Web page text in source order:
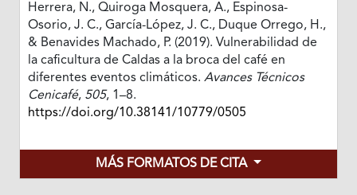
Herrera, N., Quiroga Mosquera, A., Espinosa-
Osorio, J. C., García-López, J. C., Duque Orrego, H.,
& Benavides Machado, P. (2019). Vulnerabilidad de
la caficultura de Caldas a la broca del café en
diferentes eventos climáticos. Avances Técnicos
Cenicafé, 505, 1–8.
https://doi.org/10.38141/10779/0505
MÁS FORMATOS DE CITA